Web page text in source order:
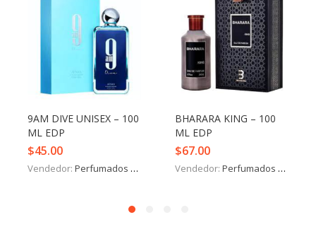
9AM DIVE UNISEX – 100
ML EDP
$45.00
Vendedor: Perfumados y más
BHARARA KING – 100
ML EDP
$67.00
Vendedor: Perfumados y más